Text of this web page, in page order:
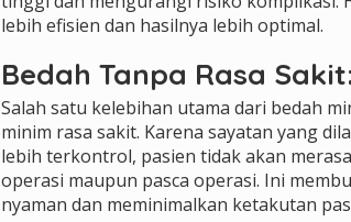
lebih efisien dan hasilnya lebih optimal.
Bedah Tanpa Rasa
Salah satu kelebihan utama dari bedah
minim rasa sakit. Karena sayatan yang
lebih terkontrol, pasien tidak akan
operasi maupun pasca operasi. Ini
nyaman dan meminimalkan ketakutan